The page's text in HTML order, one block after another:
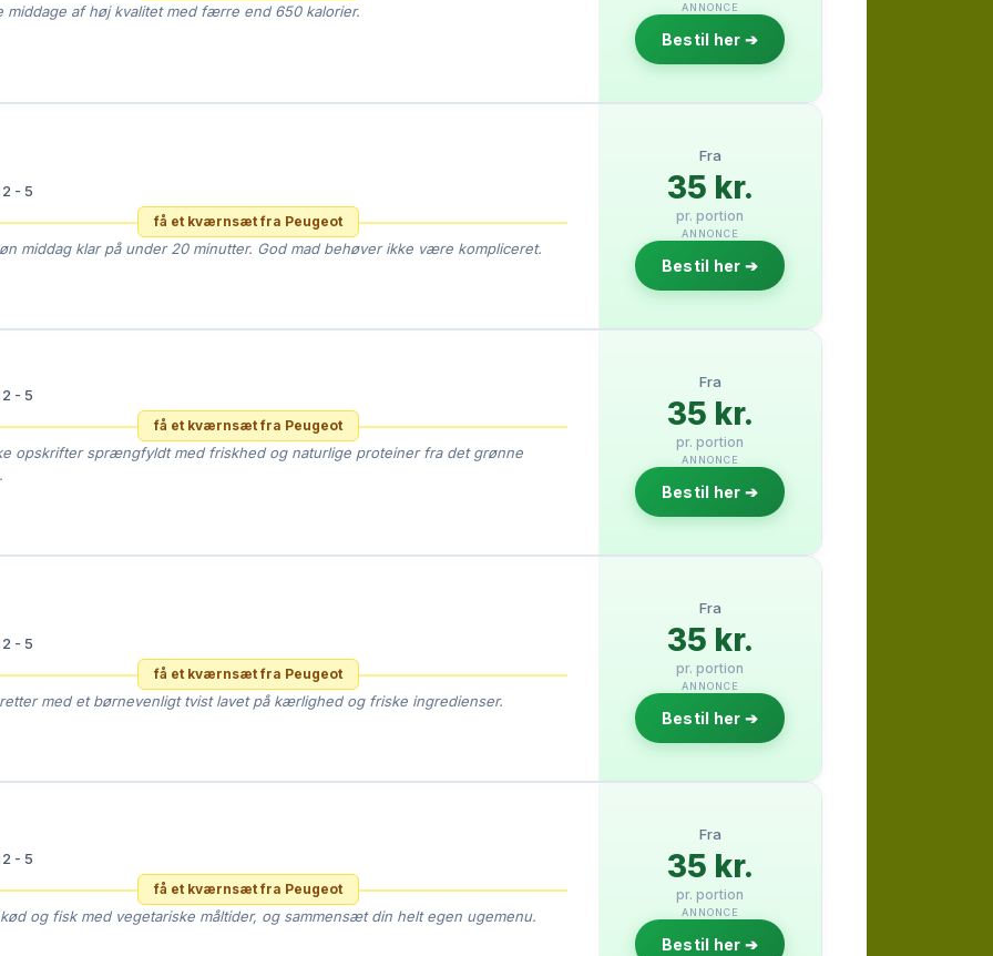
middage af høj kvalitet med færre end 650 kalorier. ANNONCE
Bestil her ➔
2 - 5
få et kværnsæt fra Peugeot
middag klar på under 20 minutter. God mad behøver ikke være kompliceret.
Fra
35 kr.
pr. portion
ANNONCE
Bestil her ➔
2 - 5
få et kværnsæt fra Peugeot
opskrifter sprængfyldt med friskhed og naturlige proteiner fra det grønne
Fra
35 kr.
pr. portion
ANNONCE
Bestil her ➔
2 - 5
få et kværnsæt fra Peugeot
med et børnevenligt tvist lavet på kærlighed og friske ingredienser.
Fra
35 kr.
pr. portion
ANNONCE
Bestil her ➔
2 - 5
få et kværnsæt fra Peugeot
og fisk med vegetariske måltider, og sammensæt din helt egen ugemenu.
Fra
35 kr.
pr. portion
ANNONCE
Bestil her ➔